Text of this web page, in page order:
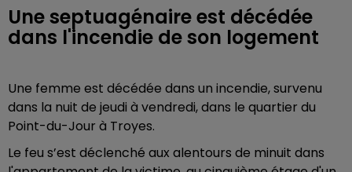
Une septuagénaire est décédée
dans l'incendie de son logement
Une femme est décédée dans un incendie, survenu
dans la nuit de jeudi à vendredi, dans le quartier du
Point-du-Jour à Troyes.
Le feu s’est déclenché aux alentours de minuit dans